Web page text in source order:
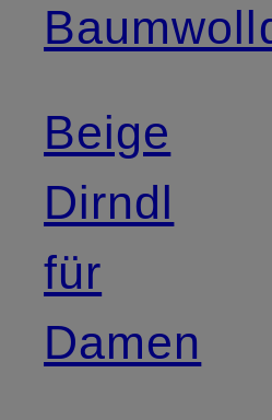
Beige
Dirndl
für
Damen